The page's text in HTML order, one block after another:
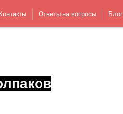
Контакты Ответы на вопросы Блог